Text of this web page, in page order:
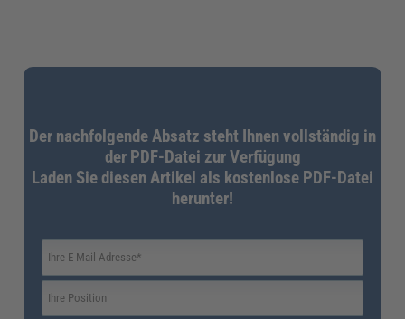
Der nachfolgende Absatz steht Ihnen vollständig in
der PDF-Datei zur Verfügung
Laden Sie diesen Artikel als kostenlose PDF-Datei
herunter!